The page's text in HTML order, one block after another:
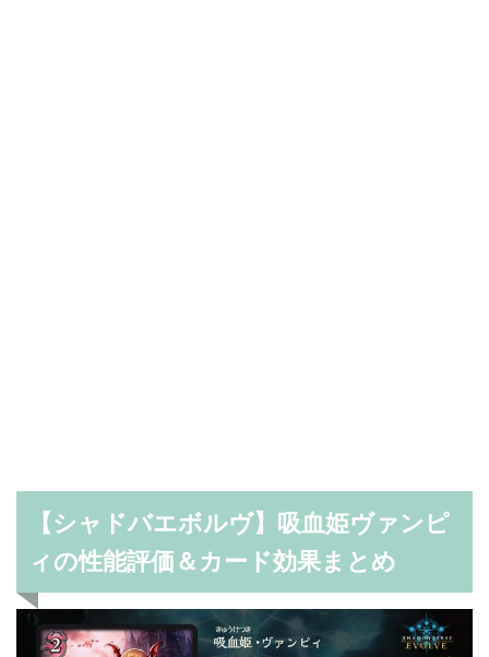
【シャドバエボルヴ】吸血姫ヴァンピ
ィの性能評価＆カード効果まとめ